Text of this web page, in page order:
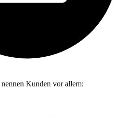
nennen Kunden vor allem: